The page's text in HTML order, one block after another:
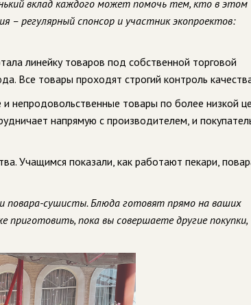
вклад каждого может помочь тем, кто в этом
регулярный спонсор и участник экопроектов:
линейку товаров под собственной торговой
Все товары проходят строгий контроль
непродовольственные товары по более низкой
напрямую с производителем, и
Учащимся показали, как работают пекари,
сушисты. Блюда готовят прямо на ваших
пока вы совершаете другие покупки,